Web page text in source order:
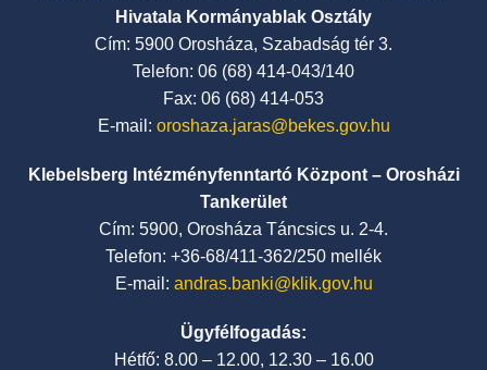
Hivatala Kormányablak Osztály
Cím: 5900 Orosháza, Szabadság tér 3.
Telefon: 06 (68) 414-043/140
Fax: 06 (68) 414-053
E-mail: oroshaza.jaras@bekes.gov.hu
Klebelsberg Intézményfenntartó Központ – Orosházi
Tankerület
Cím: 5900, Orosháza Táncsics u. 2-4.
Telefon: +36-68/411-362/250 mellék
E-mail: andras.banki@klik.gov.hu
Ügyfélfogadás:
Hétfő: 8.00 – 12.00, 12.30 – 16.00